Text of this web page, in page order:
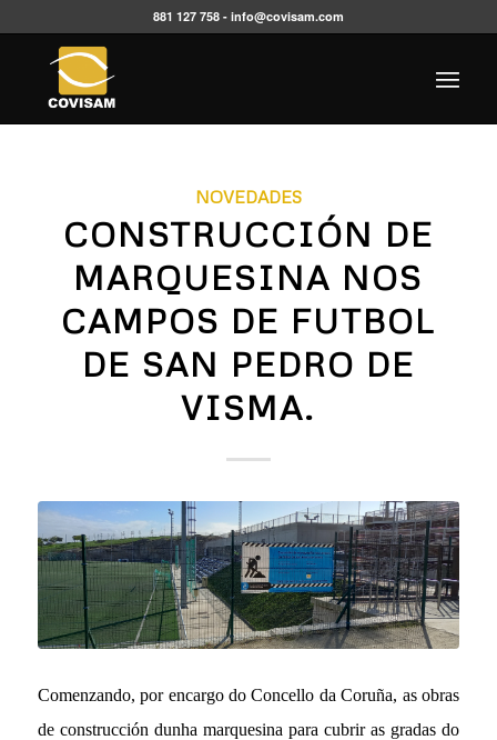
881 127 758 - info@covisam.com
NOVEDADES
CONSTRUCCIÓN DE
MARQUESINA NOS
CAMPOS DE FUTBOL
DE SAN PEDRO DE
VISMA.
Comenzando, por encargo do Concello da Coruña, as obras
de construcción dunha marquesina para cubrir as gradas do